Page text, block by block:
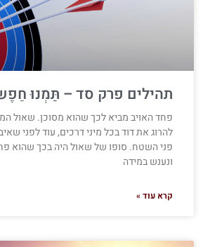
תהילים פרק סד – תַּמְנוּ
פחד האויב מביא לכך שהוא מסוכן. שאול
להרוג את דוד בכל מיני דרכים, עוד לפני
פני השטח. סופו של שאול היה בכך שהוא
ונענש במידה
קרא עוד »